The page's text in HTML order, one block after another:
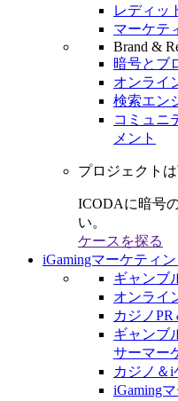
レディッ
マーケテ
Brand &
暗号とブ
オンライ
検索エン
コミュニ
メント
プロジェクト
ICODAに暗号
い。
ケースを探る
iGamingマーケティ
ギャンブ
オンライ
カジノ
ギャンブ
サーマー
カジノ＆i
iGaming